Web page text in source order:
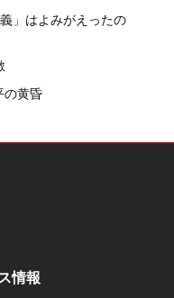
」はよみがえったの
の黄昏
情報